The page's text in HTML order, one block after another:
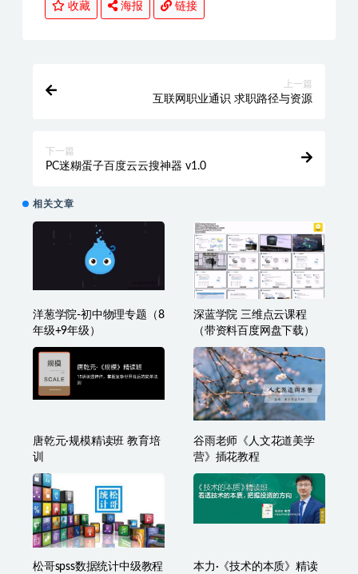
收藏 海报 链接
上一篇
互联网职业通识 求职路径与资源
下一篇
PC迷糊蛋子百度云云搜神器 v1.0
相关文章
洋葱学院-初中物理专题（8
年级+9年级）
深蓝学院 三维点云课程
（带资料百度网盘下载）
唐乾元·规模精读班 教育培
训
谷雨老师《人文花道美学
营》插花教程
松哥spss数据统计中级教程
本力·《技术的本质》精读